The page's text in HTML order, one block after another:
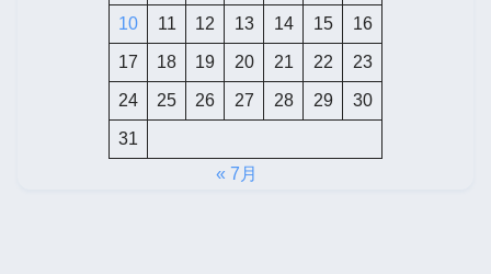
10 11 12 13 14 15 16
17 18 19 20 21 22 23
24 25 26 27 28 29 30
31
« 7月